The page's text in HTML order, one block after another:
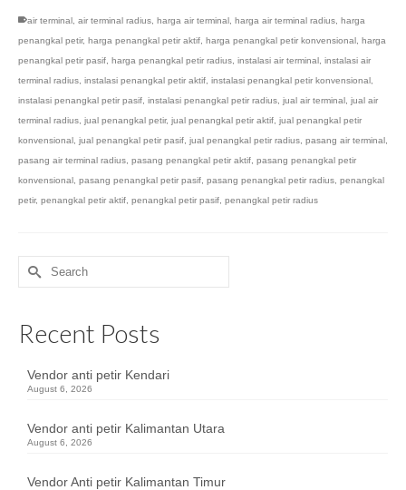
air terminal air terminal radius harga air terminal harga air terminal radius harga
penangkal petir, harga penangkal petir aktif harga penangkal petir konvensional harga
penangkal petir pasif harga penangkal petir radius instalasi air terminal instalasi air
terminal radius instalasi penangkal petir aktif instalasi penangkal petir konvensional
instalasi penangkal petir pasif instalasi penangkal petir radius jual air terminal jual air
terminal radius jual penangkal petir, jual penangkal petir aktif jual penangkal petir
konvensional jual penangkal petir pasif jual penangkal petir radius pasang air terminal
pasang air terminal radius pasang penangkal petir aktif pasang penangkal petir
konvensional pasang penangkal petir pasif pasang penangkal petir radius penangkal
petir, penangkal petir aktif penangkal petir pasif penangkal petir radius
Search
for:
Recent Posts
Vendor anti petir Kendari
August 6, 2026
Vendor anti petir Kalimantan Utara
August 6, 2026
Vendor Anti petir Kalimantan Timur